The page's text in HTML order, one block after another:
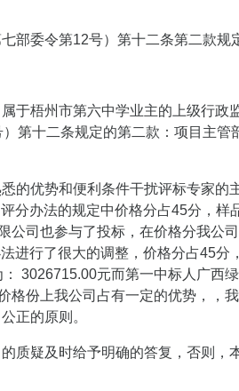
部委令第12号）第十二条第二款规
于梧州市第六中学业主的上级行政
第十二条规定的第二款：项目主管
的优势和便利条件干扰评标专家的
分办法的规定中价格分占45分，样
司也参与了投标，在价格分我公
进行了很大的调整，价格分占45分
3026715.00元而第一中标人广西
份上我公司占有一定的优势，，
正的原则。
疑及时给予明确的答复，否则，